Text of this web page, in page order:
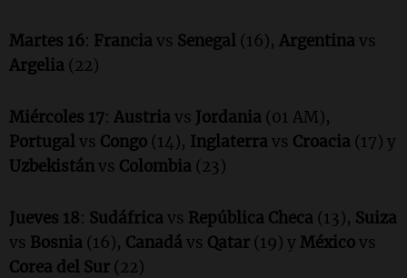
Martes 16: Francia vs Senegal (16), Argentina vs
Argelia (22)
Miércoles 17: Austria vs Jordania (01 AM),
Portugalvs Congo (14), Inglaterra vs Croacia (17) y
Uzbekistánvs Colombia (23)
Jueves 18: Sudáfrica vs República Checa (13), Suiza
vs Bosnia (16), Canadá vs Qatar (19) yMéxicovs
Corea del Sur (22)